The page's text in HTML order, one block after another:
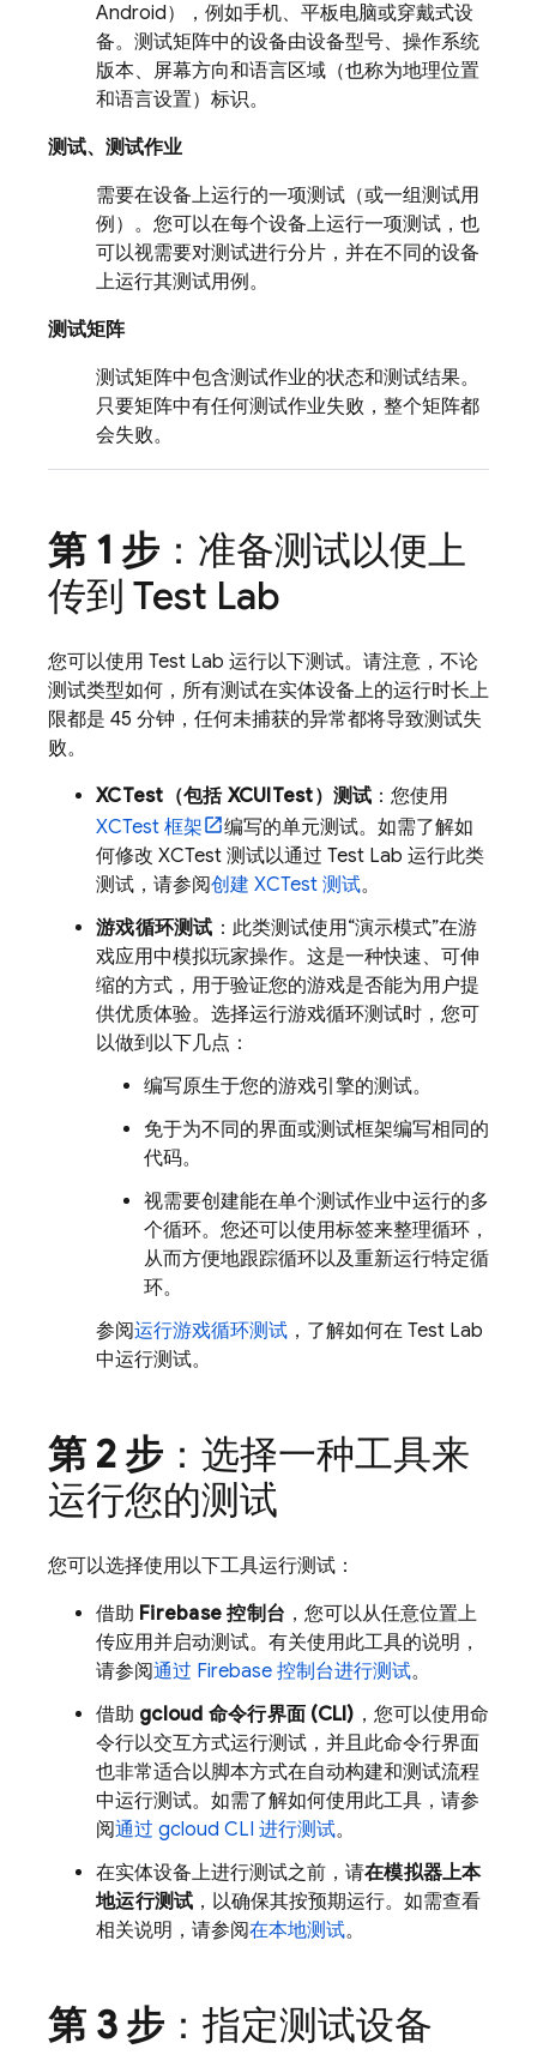
Android），例如手机、平板电脑或穿戴式设
备。测试矩阵中的设备由设备型号、操作系统
版本、屏幕方向和语言区域（也称为地理位置
和语言设置）标识。
测试、测试作业
需要在设备上运行的一项测试（或一组测试用
例）。您可以在每个设备上运行一项测试，也
可以视需要对测试进行分片，并在不同的设备
上运行其测试用例。
测试矩阵
测试矩阵中包含测试作业的状态和测试结果。
只要矩阵中有任何测试作业失败，整个矩阵都
会失败。
第 1 步 ：准备测试以便上
传到 Test Lab
您可以使用 Test Lab 运行以下测试。请注意，不论
测试类型如何，所有测试在实体设备上的运行时长上
限都是 45 分钟，任何未捕获的异常都将导致测试失
败。
XCTest（包括 XCUITest）测试 ：您使用
XCTest 框架
编写的单元测试。如需了解如
何修改 XCTest 测试以通过 Test Lab 运行此类
测试，请参阅创建 XCTest 测试。
游戏循环测试 ：此类测试使用“演示模式”在游
戏应用中模拟玩家操作。这是一种快速、可伸
缩的方式，用于验证您的游戏是否能为用户提
供优质体验。选择运行游戏循环测试时，您可
以做到以下几点：
编写原生于您的游戏引擎的测试。
免于为不同的界面或测试框架编写相同的
代码。
视需要创建能在单个测试作业中运行的多
个循环。您还可以使用标签来整理循环，
从而方便地跟踪循环以及重新运行特定循
环。
参阅运行游戏循环测试 ，了解如何在 Test Lab
中运行测试。
第 2 步 ：选择一种工具来
运行您的测试
您可以选择使用以下工具运行测试：
借助 Firebase 控制台 ，您可以从任意位置上
传应用并启动测试。有关使用此工具的说明，
请参阅通过 Firebase 控制台进行测试。
借助 gcloud 命令行界面 (CLI) ，您可以使用命
令行以交互方式运行测试，并且此命令行界面
也非常适合以脚本方式在自动构建和测试流程
中运行测试。如需了解如何使用此工具，请参
阅通过 gcloud CLI 进行测试。
在实体设备上进行测试之前，请在模拟器上本
地运行测试 ，以确保其按预期运行。如需查看
相关说明，请参阅在本地测试。
第 3 步 ：指定测试设备